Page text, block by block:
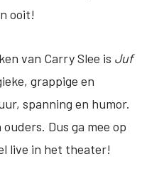
ooit!
van Carry Slee is Juf
grappige en
spanning en humor.
Dus ga mee op
live in het theater!